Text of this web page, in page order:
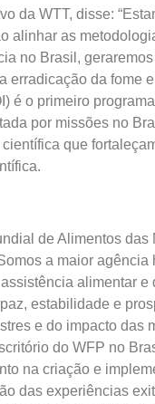
da WTT, disse:
alinhar as
no Brasil,
erradicação da fome
é o primeiro
por missões no
que
de Alimentos
a maior
alimentar
estabilidade e
e do impacto das
do WFP no
na criação e
das experiências